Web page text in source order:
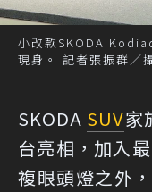
小改款SKODA
現身。 記者張振群／
SKODA SUV家
台亮相，加入
複眼頭燈之外